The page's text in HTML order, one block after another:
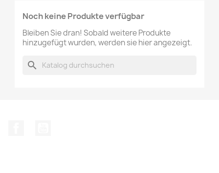
Noch keine Produkte verfügbar
Bleiben Sie dran! Sobald weitere Produkte
hinzugefügt wurden, werden sie hier angezeigt.
search